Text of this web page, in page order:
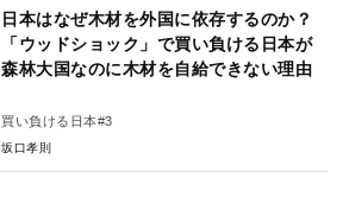
日本はなぜ木材を外国に依存するのか？
「ウッドショック」で買い負ける日本が
森林大国なのに木材を自給できない理由
買い負ける日本#3
坂口孝則